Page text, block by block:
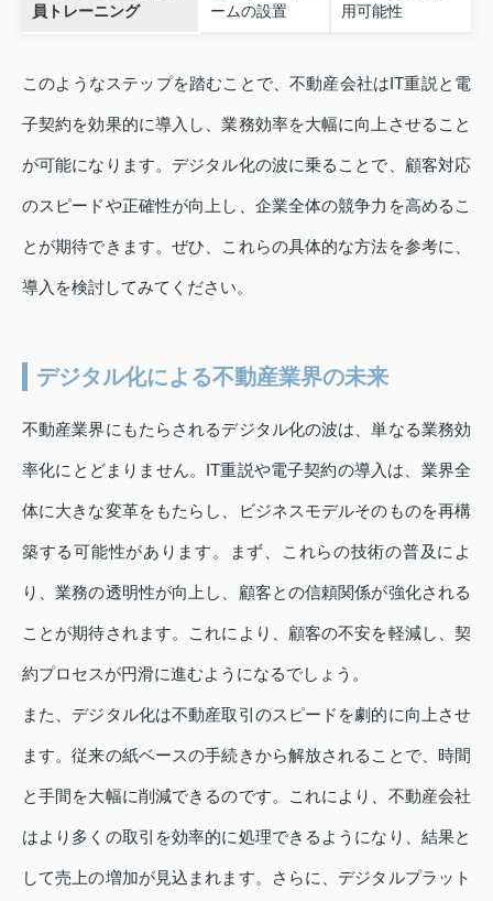
員トレーニング
ームの設置
用可能性
このようなステップを踏むことで、不動産会社はIT重説と電
子契約を効果的に導入し、業務効率を大幅に向上させること
が可能になります。デジタル化の波に乗ることで、顧客対応
のスピードや正確性が向上し、企業全体の競争力を高めるこ
とが期待できます。ぜひ、これらの具体的な方法を参考に、
導入を検討してみてください。
デジタル化による不動産業界の未来
不動産業界にもたらされるデジタル化の波は、単なる業務効
率化にとどまりません。IT重説や電子契約の導入は、業界全
体に大きな変革をもたらし、ビジネスモデルそのものを再構
築する可能性があります。まず、これらの技術の普及によ
り、業務の透明性が向上し、顧客との信頼関係が強化される
ことが期待されます。これにより、顧客の不安を軽減し、契
約プロセスが円滑に進むようになるでしょう。
また、デジタル化は不動産取引のスピードを劇的に向上させ
ます。従来の紙ベースの手続きから解放されることで、時間
と手間を大幅に削減できるのです。これにより、不動産会社
はより多くの取引を効率的に処理できるようになり、結果と
して売上の増加が見込まれます。さらに、デジタルプラット